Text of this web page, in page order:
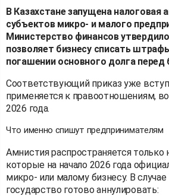
В Казахстане запущена налоговая
субъектов микро- и малого
Министерство финансов
позволяет бизнесу списать
погашении основного долга
Соответствующий приказ уже
применяется к правоотношениям,
2026 года.
Что именно спишут предпринимателям
Амнистия распространяется
которые на начало 2026 года
микро- или малому бизнесу. В
государство готово аннулировать: